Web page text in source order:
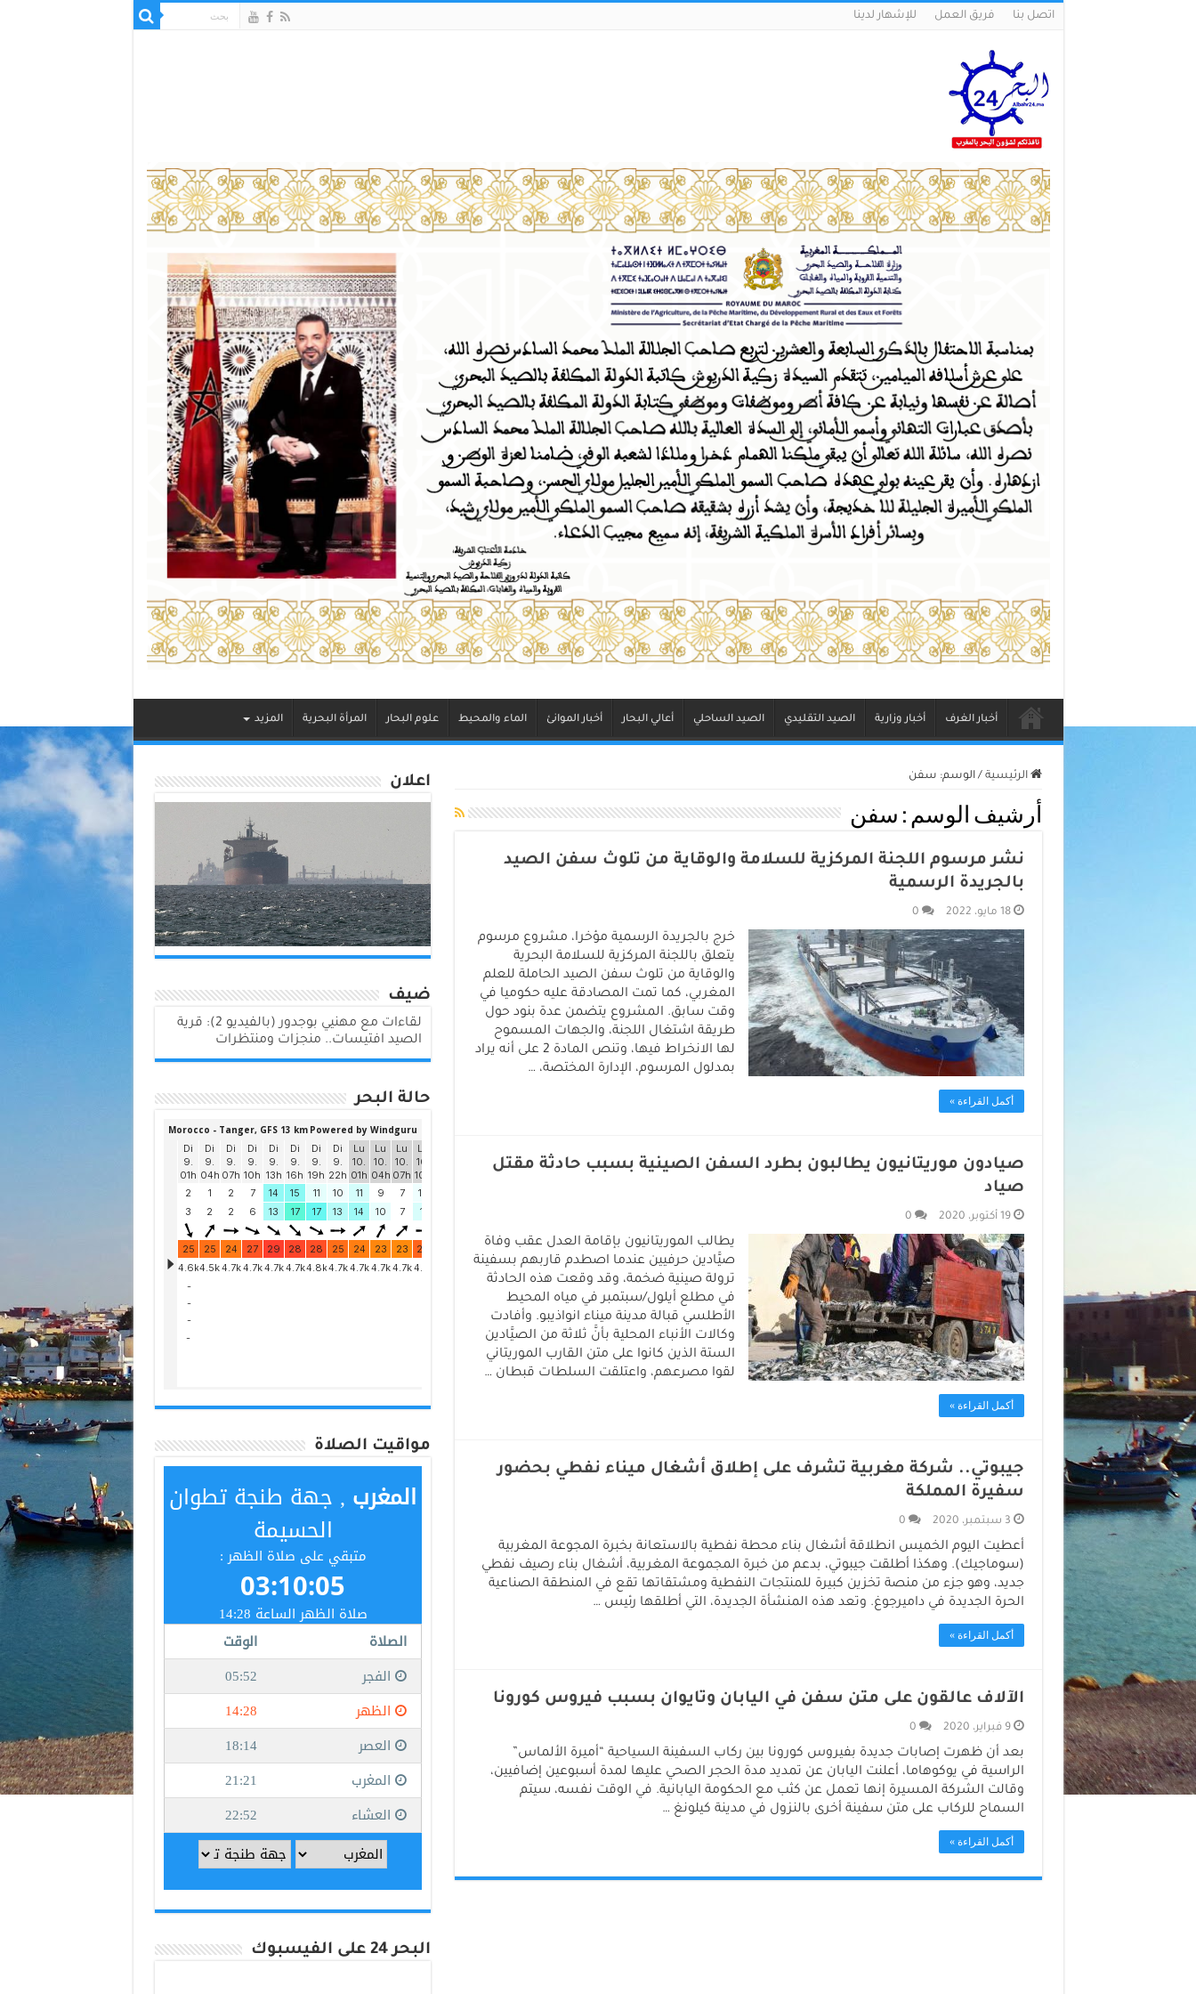
اتصل بنا فريق العمل للإشهار لدينا
أخبار الغرف أخبار وزارية الصيد التقليدي الصيد الساحلي أعالي البحار أخبار الموانئ الماء والمحيط علوم البحار المرأة البحرية المزيد
الرئيسية / الوسم: سفن
أرشيف الوسم : سفن
نشر مرسوم اللجنة المركزية للسلامة والوقاية من تلوث سفن الصيد
بالجريدة الرسمية
18 مايو، 2022 0
خرج بالجريدة الرسمية مؤخرا، مشروع مرسوم
يتعلق باللجنة المركزية للسلامة البحرية
والوقاية من تلوث سفن الصيد الحاملة للعلم
المغربي، كما تمت المصادقة عليه حكوميا في
وقت سابق. المشروع يتضمن عدة بنود حول
طريقة اشتغال اللجنة، والجهات المسموح
لها الانخراط فيها، وتنص المادة 2 على أنه يراد
بمدلول المرسوم، الإدارة المختصة، …
أكمل القراءة »
صيادون موريتانيون يطالبون بطرد السفن الصينية بسبب حادثة مقتل
صياد
19 أكتوبر، 2020 0
يطالب الموريتانيون بإقامة العدل عقب وفاة
صيَّادين حرفيين عندما اصطدم قاربهم بسفينة
ترولة صينية ضخمة، وقد وقعت هذه الحادثة
في مطلع أيلول/سبتمبر في مياه المحيط
الأطلسي قبالة مدينة ميناء انواذيبو. وأفادت
وكالات الأنباء المحلية بأنَّ ثلاثة من الصيَّادين
الستة الذين كانوا على متن القارب الموريتاني
لقوا مصرعهم، واعتلقت السلطات قبطان …
أكمل القراءة »
جيبوتي.. شركة مغربية تشرف على إطلاق أشغال ميناء نفطي بحضور
سفيرة المملكة
3 سبتمبر، 2020 0
أعطيت اليوم الخميس انطلاقة أشغال بناء محطة نفطية بالاستعانة بخبرة المجوعة المغربية
(سوماجيك). وهكذا أطلقت جيبوتي، بدعم من خبرة المجموعة المغربية، أشغال بناء رصيف نفطي
جديد، وهو جزء من منصة تخزين كبيرة للمنتجات النفطية ومشتقاتها تقع في المنطقة الصناعية
الحرة الجديدة في داميرجوغ. وتعد هذه المنشأة الجديدة، التي أطلقها رئيس …
أكمل القراءة »
الآلاف عالقون على متن سفن في اليابان وتايوان بسبب فيروس كورونا
9 فبراير، 2020 0
بعد أن ظهرت إصابات جديدة بفيروس كورونا بين ركاب السفينة السياحية “أميرة الألماس”
الراسية في يوكوهاما، أعلنت اليابان عن تمديد مدة الحجر الصحي عليها لمدة أسبوعين إضافيين،
وقالت الشركة المسيرة إنها تعمل عن كثب مع الحكومة اليابانية. في الوقت نفسه، سيتم
السماح للركاب على متن سفينة أخرى بالنزول في مدينة كيلونغ …
أكمل القراءة »
اعلان
ضيف
لقاءات مع مهنيي بوجدور (بالفيديو 2): قرية
الصيد افتيسات.. منجزات ومنتظرات
حالة البحر
مواقيت الصلاة
البحر 24 على الفيسبوك